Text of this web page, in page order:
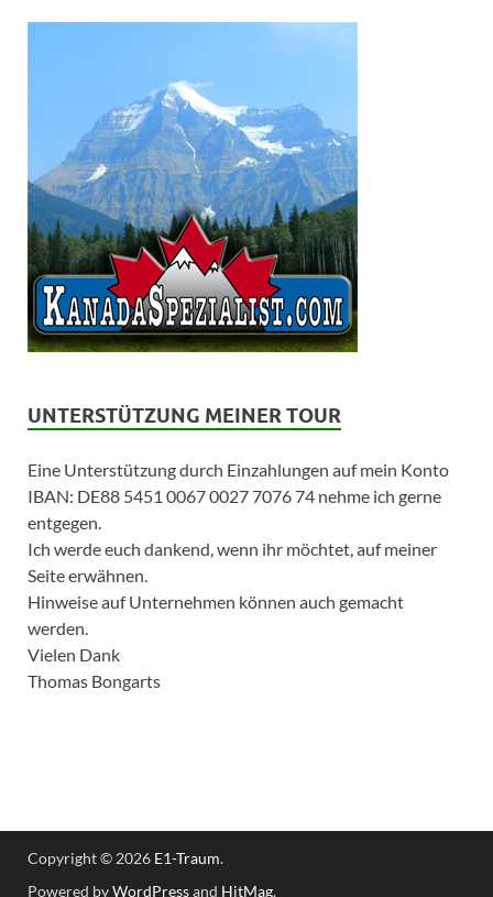
UNTERSTÜTZUNG MEINER TOUR
Eine Unterstützung durch Einzahlungen auf mein Konto
IBAN: DE88 5451 0067 0027 7076 74 nehme ich gerne
entgegen.
Ich werde euch dankend, wenn ihr möchtet, auf meiner
Seite erwähnen.
Hinweise auf Unternehmen können auch gemacht
werden.
Vielen Dank
Thomas Bongarts
Copyright © 2026 E1-Traum.
Powered byWordPressand HitMag.